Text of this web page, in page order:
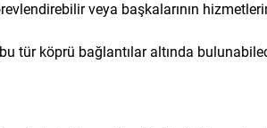
veya başkalarının
tür köprü bağlantılar altında